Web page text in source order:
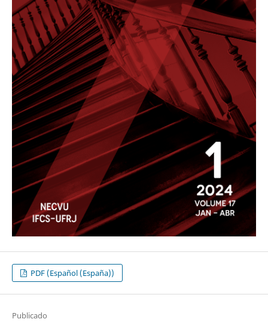
PDF (Español (España))
Publicado